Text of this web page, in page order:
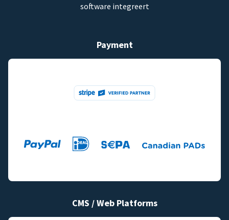
software integreert
Payment
CMS / Web Platforms